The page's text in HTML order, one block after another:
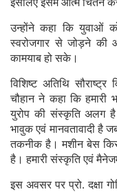
इसलिए इसमें आत्म चिंतन
उन्होंने कहा कि युवाओं
स्वरोजगार से जोड़ने
कामयाब हो सके।
विशिष्ट अतिथि सौराष्ट्र
चौहान ने कहा कि
युरोप की संस्कृति अलग है
भावुक एवं मानवतावादी
तकनीक है। मशीन बेस
है। हमारी संस्कृति एवं
इस अवसर पर प्रो. दक्षा